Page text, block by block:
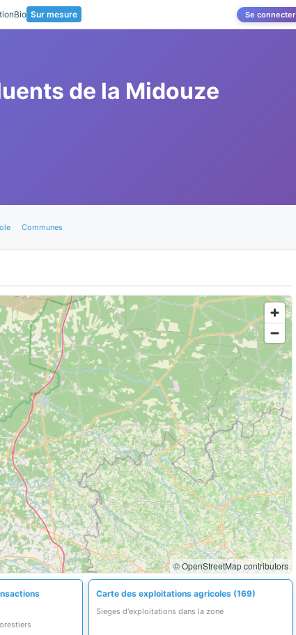
Bio Sur mesure Se connecter
de la Midouze
Communes
© OpenStreetMap contributors
Carte des exploitations agricoles (169)
Sieges d'exploitations dans la zone